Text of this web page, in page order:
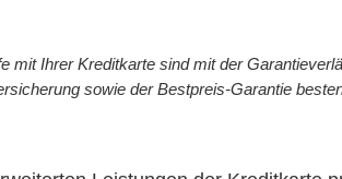
mit Ihrer Kreditkarte sind mit der
sowie der Bestpreis-Garantie